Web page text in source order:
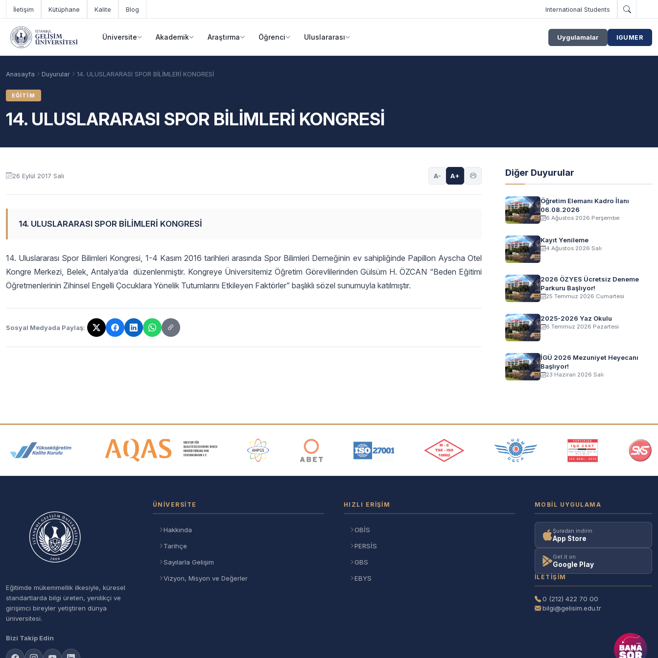
Ana içeriğe geç
İletişim Kütüphane Kalite Blog International Students
Üniversite Akademik Araştırma Öğrenci Uluslararası Uygulamalar IGUMER
Anasayfa Duyurular 14. ULUSLARARASI SPOR BİLİMLERİ KONGRESİ
EĞITIM
14. ULUSLARARASI SPOR BİLİMLERİ KONGRESİ
Duyuru içeriği
26 Eylül 2017 Salı A- A+
14. ULUSLARARASI SPOR BİLİMLERİ KONGRESİ
14. Uluslararası Spor Bilimleri Kongresi, 1-4 Kasım 2016 tarihleri arasında Spor Bilimleri Derneğinin ev sahipliğinde Papillon Ayscha Otel
Kongre Merkezi, Belek, Antalya’da düzenlenmiştir. Kongreye Üniversitemiz Öğretim Görevlilerinden Gülsüm H. ÖZCAN “Beden Eğitimi
Öğretmenlerinin Zihinsel Engelli Çocuklara Yönelik Tutumlarını Etkileyen Faktörler” başlıklı sözel sunumuyla katılmıştır.
Sosyal Medyada Paylaş:
Bağlantı kopyalandı!
Diğer Duyurular
Öğretim Elemanı Kadro İlanı
06.08.2026
6 Ağustos 2026 Perşembe
Kayıt Yenileme
4 Ağustos 2026 Salı
2026 ÖZYES Ücretsiz Deneme
Parkuru Başlıyor!
25 Temmuz 2026 Cumartesi
2025-2026 Yaz Okulu
6 Temmuz 2026 Pazartesi
İGÜ 2026 Mezuniyet Heyecanı
Başlıyor!
23 Haziran 2026 Salı
Akreditasyon ve Üyelik Logoları
Eğitimde mükemmellik ilkesiyle, küresel
standartlarda bilgi üreten, yenilikçi ve
girişimci bireyler yetiştiren dünya
üniversitesi.
Bizi Takip Edin
ÜNIVERSITE
Hakkında
Tarihçe
Sayılarla Gelişim
Vizyon, Misyon ve Değerler
HIZLI ERIŞIM
OBİS
PERSİS
GBS
EBYS
MOBIL UYGULAMA
Şuradan indirin
App Store
Get it on
Google Play
İLETIŞIM
0 (212) 422 70 00
bilgi@gelisim.edu.tr